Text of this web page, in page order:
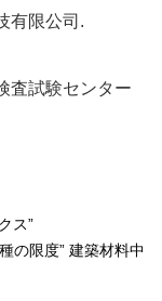
有限公司.
査試験センター
ス”
の限度” 建築材料中